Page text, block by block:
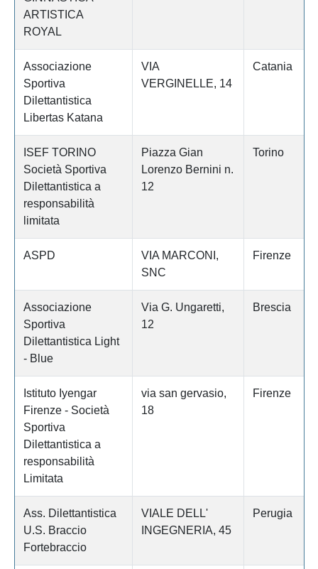
ARTISTICA
ROYAL
Associazione
Sportiva
Dilettantistica
Libertas Katana
VIA
VERGINELLE, 14
Catania
ISEF TORINO
Società Sportiva
Dilettantistica a
responsabilità
limitata
Piazza Gian
Lorenzo Bernini n.
12
Torino
ASPD
VIA MARCONI,
SNC
Firenze
Associazione
Sportiva
Dilettantistica Light
- Blue
Via G. Ungaretti,
12
Brescia
Istituto Iyengar
Firenze - Società
Sportiva
Dilettantistica a
responsabilità
Limitata
via san gervasio,
18
Firenze
Ass. Dilettantistica
U.S. Braccio
Fortebraccio
VIALE DELL'
INGEGNERIA, 45
Perugia